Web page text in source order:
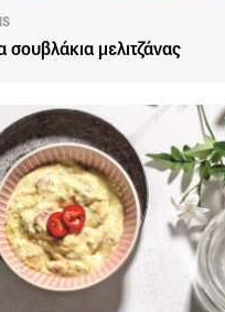
σουβλάκια μελιτζάνας